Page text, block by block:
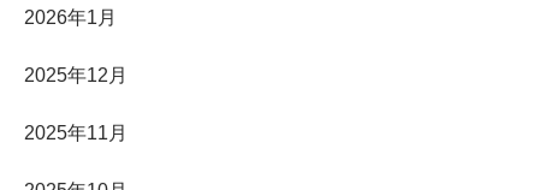
2026年1月
2025年12月
2025年11月